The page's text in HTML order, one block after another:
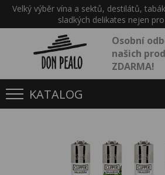
Velký výběr vína a sektů, destilátů,
sladkých delikates nejen
Osobní
našich
ZDARMA!
KATALOG